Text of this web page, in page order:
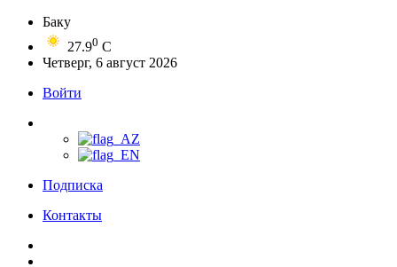
Баку
27.90 C
Четверг, 6 август 2026
Войти
Подписка
Контакты